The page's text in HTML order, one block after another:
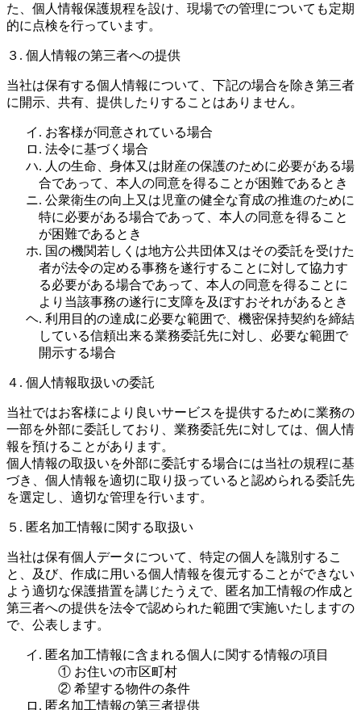
た、個人情報保護規程を設け、現場での管理についても定期
的に点検を行っています。
３. 個人情報の第三者への提供
当社は保有する個人情報について、下記の場合を除き第三者
に開示、共有、提供したりすることはありません。
イ. お客様が同意されている場合
ロ. 法令に基づく場合
ハ. 人の生命、身体又は財産の保護のために必要がある場
合であって、本人の同意を得ることが困難であるとき
ニ. 公衆衛生の向上又は児童の健全な育成の推進のために
特に必要がある場合であって、本人の同意を得ること
が困難であるとき
ホ. 国の機関若しくは地方公共団体又はその委託を受けた
者が法令の定める事務を遂行することに対して協力す
る必要がある場合であって、本人の同意を得ることに
より当該事務の遂行に支障を及ぼすおそれがあるとき
ヘ. 利用目的の達成に必要な範囲で、機密保持契約を締結
している信頼出来る業務委託先に対し、必要な範囲で
開示する場合
４. 個人情報取扱いの委託
当社ではお客様により良いサービスを提供するために業務の
一部を外部に委託しており、業務委託先に対しては、個人情
報を預けることがあります。
個人情報の取扱いを外部に委託する場合には当社の規程に基
づき、個人情報を適切に取り扱っていると認められる委託先
を選定し、適切な管理を行います。
５. 匿名加工情報に関する取扱い
当社は保有個人データについて、特定の個人を識別するこ
と、及び、作成に用いる個人情報を復元することができない
よう適切な保護措置を講じたうえで、匿名加工情報の作成と
第三者への提供を法令で認められた範囲で実施いたしますの
で、公表します。
イ. 匿名加工情報に含まれる個人に関する情報の項目
① お住いの市区町村
② 希望する物件の条件
ロ. 匿名加工情報の第三者提供